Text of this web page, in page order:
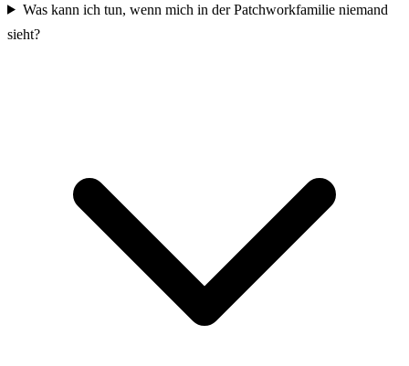
Was kann ich tun, wenn mich in der Patchworkfamilie niemand
sieht?